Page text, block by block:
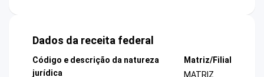
Dados da receita federal
Código e descrição da natureza
jurídica
Matriz/Filial
MATRIZ